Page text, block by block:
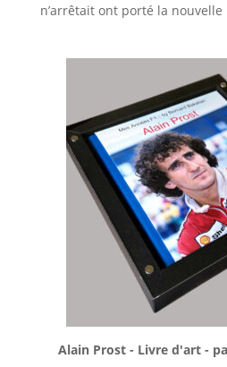
n’arrêtait ont porté la nouvelle
Alain Prost - Livre d'art -